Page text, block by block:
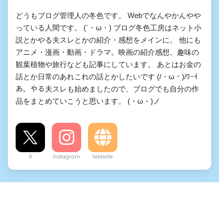
どうもブログ管理人の冬色です。 Webでなんやかんやや
っている人間です。 (´・ω・) ブログ冬色工房はネット小
説とかやる夫スレとかの紹介・感想をメインに。 他にも
アニメ・漫画・動画・ドラマ。映画の紹介感想、趣味の
観葉植物や旅行なども記事にしています。 あとはお金の
話とか日常のあれこれの話とかしたいです (/・ω・)/ﾜｰｲ
あ、やる夫スレも始めましたので、ブログでも自分の作
品をまとめていこうと思います。 (・ω・)ノ
X Instagram Website